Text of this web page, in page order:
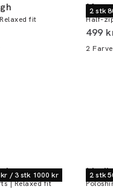
dage om året i
fit
rabat)
2 stk
Half-
I alt
499
2
/ 3 stk 1000 kr
| Relaxed fit
2 stk